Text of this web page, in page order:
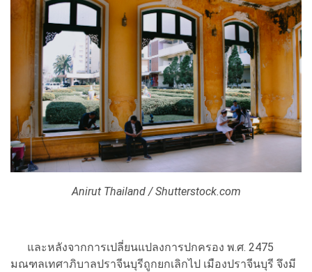
Anirut Thailand / Shutterstock.com
และหลังจากการเปลี่ยนแปลงการปกครอง พ.ศ. 2475
มณฑลเทศาภิบาลปราจีนบุรีถูกยกเลิกไป เมืองปราจีนบุรี จึงมี